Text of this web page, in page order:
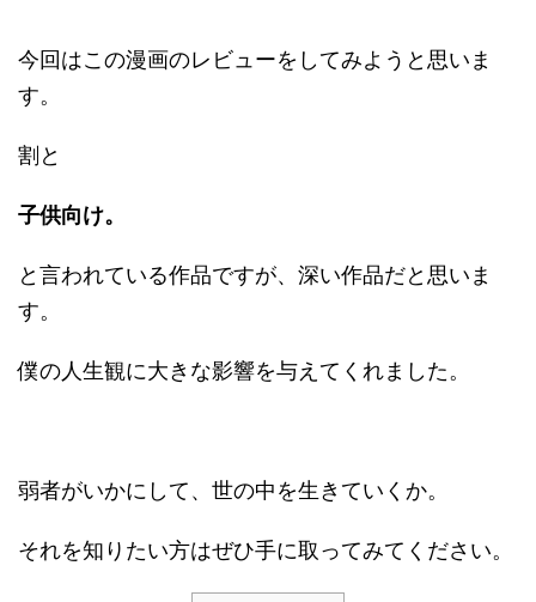
今回はこの漫画のレビューをしてみようと思いま
す。
割と
子供向け。
と言われている作品ですが、深い作品だと思いま
す。
僕の人生観に大きな影響を与えてくれました。
弱者がいかにして、世の中を生きていくか。
それを知りたい方はぜひ手に取ってみてください。